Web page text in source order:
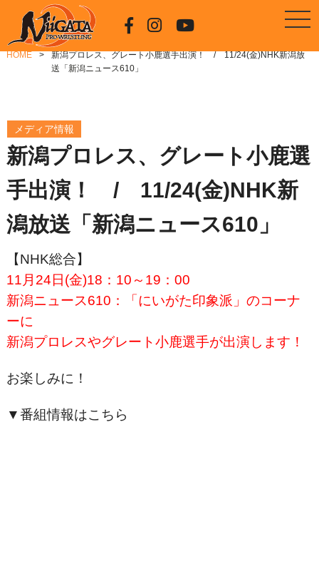
HOME
新潟プロレス、グレート小鹿選手出演！ / 11/24(金)NHK新潟放
送「新潟ニュース610」
メディア情報
新潟プロレス、グレート小鹿選
手出演！ / 11/24(金)NHK新
潟放送「新潟ニュース610」
【NHK総合】
11月24日(金)18：10～19：00
新潟ニュース610：「にいがた印象派」のコーナ
ーに
新潟プロレスやグレート小鹿選手が出演します！
お楽しみに！
▼番組情報はこちら